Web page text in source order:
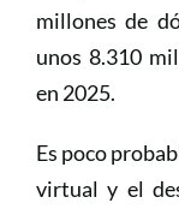
millones de
unos 8.310
en 2025.
Es poco
virtual y el